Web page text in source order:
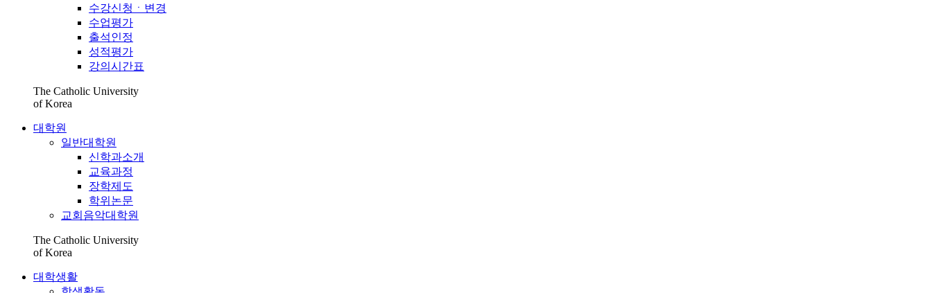
수강신청ㆍ변경
수업평가
출석인정
성적평가
강의시간표
The Catholic University
of Korea
대학원
일반대학원
신학과소개
교육과정
장학제도
학위논문
교회음악대학원
The Catholic University
of Korea
대학생활